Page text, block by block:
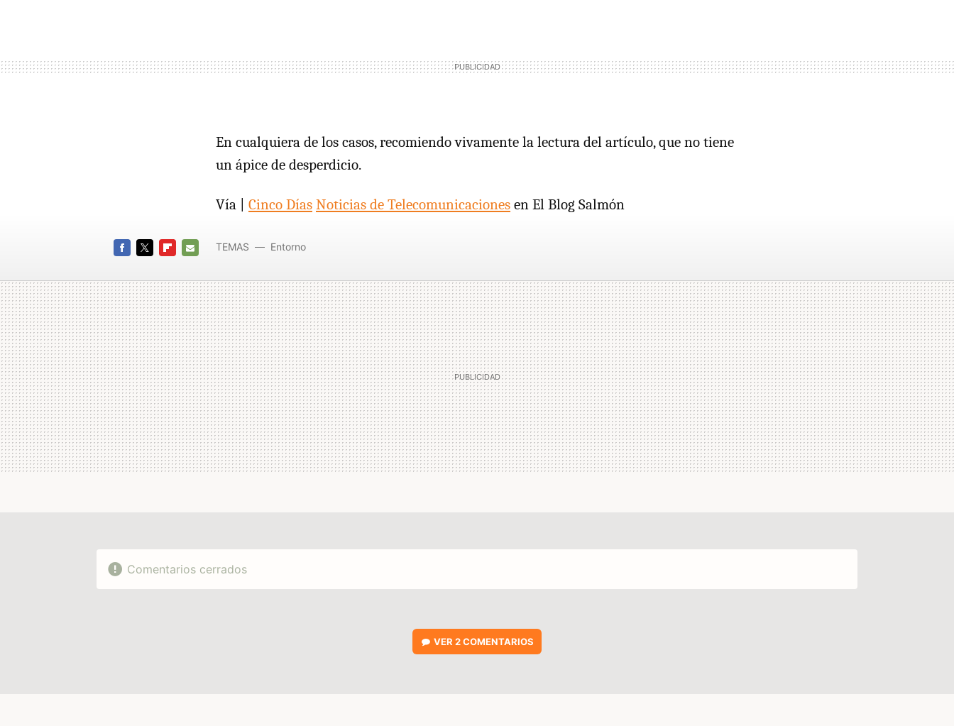
En cualquiera de los casos, recomiendo vivamente la lectura del artículo, que no tiene
un ápice de desperdicio.
Vía | Cinco Días Noticias de Telecomunicaciones en El Blog Salmón
MAIL
TEMAS Entorno
Comentarios cerrados
VER2 COMENTARIOS